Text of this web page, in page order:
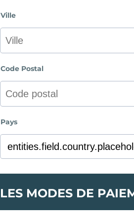
Ville
Code Postal
Pays
LES MODES DE